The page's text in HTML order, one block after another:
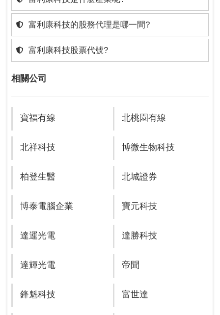
富利康科技的股務代理是哪一間?
富利康科技股票代號?
相關公司
寶福有線 北桃園有線
北祥科技 博微生物科技
柏登生醫 北城證券
博泰電腦企業 寶元科技
達運光電 達勝科技
達輝光電 帝聞
鋒魁科技 富世達